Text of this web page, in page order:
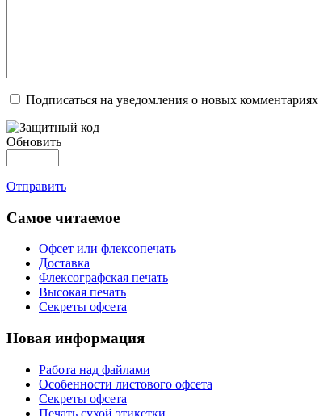
Подписаться на уведомления о новых комментариях
Обновить
Отправить
Самое читаемое
Офсет или флексопечать
Доставка
Флексографская печать
Высокая печать
Секреты офсета
Новая информация
Работа над файлами
Особенности листового офсета
Секреты офсета
Печать сухой этикетки